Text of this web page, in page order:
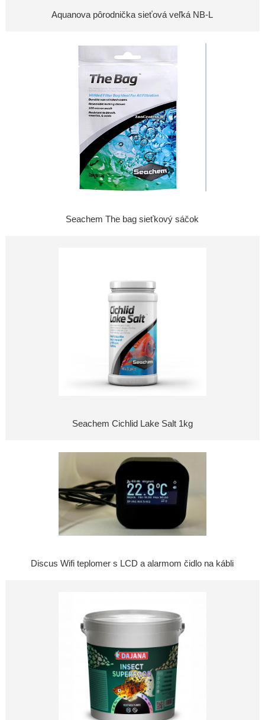
Aquanova pôrodnička sieťová veľká NB-L
Seachem The bag sieťkový sáčok
Seachem Cichlid Lake Salt 1kg
Discus Wifi teplomer s LCD a alarmom čidlo na kábli